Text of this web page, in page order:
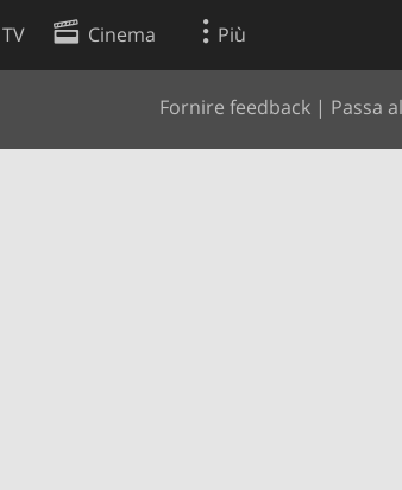
TV Cinema Più
Fornire feedback | Passa
Ricerca Web